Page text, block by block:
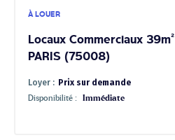
À LOUER
Locaux Commerciaux 39m²
PARIS (75008)
Loyer : Prix sur demande
Disponibilité : Immédiate